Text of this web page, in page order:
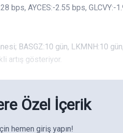
bps, AYCES:-2.55 bps, GLCVY:-
BASGZ:10 gün, LKMNH:10
artış gösteriyor.
Özel İçerik
hemen giriş yapın!